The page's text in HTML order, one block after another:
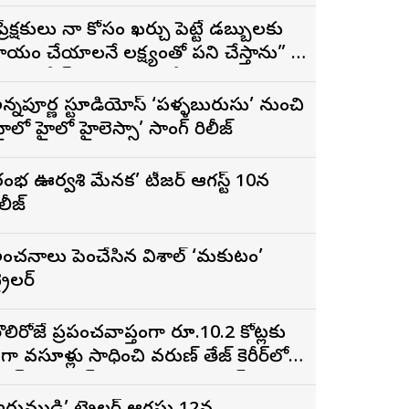
నా కోసం ఖర్చు పెట్టే డబ్బులకు
చేయాలనే లక్ష్యంతో పని చేస్తాను” –
స్టూడియోస్ ‘పళ్ళబురుసు’ నుంచి
హైలో హైలెస్సా’ సాంగ్ రిలీజ్
ఊర్వశి మేనక’ టీజర్ ఆగస్ట్ 10న
పెంచేసిన విశాల్ ‘మకుటం’
ప్రపంచవ్యాప్తంగా రూ.10.2 కోట్లకు
వసూళ్లు సాధించి వరుణ్ తేజ్ కెరీర్‌లోనే